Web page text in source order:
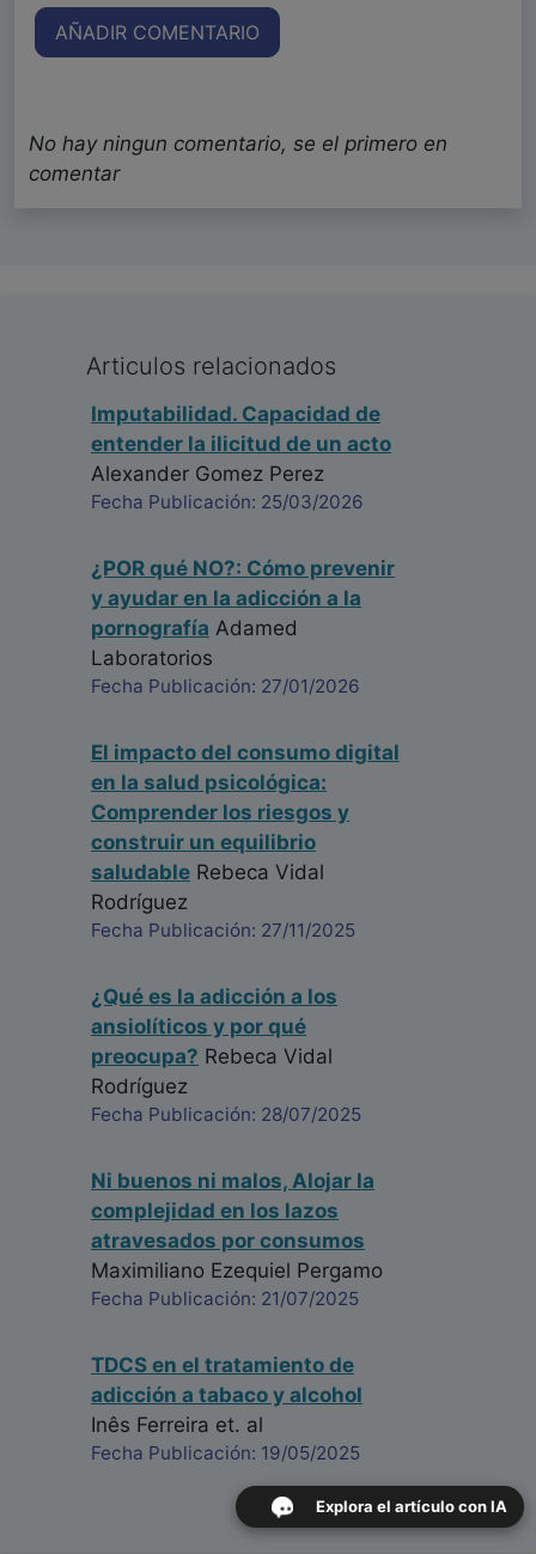
AÑADIR COMENTARIO
No hay ningun comentario, se el primero en
comentar
Articulos relacionados
Imputabilidad. Capacidad de
entender la ilicitud de un acto
Alexander Gomez Perez
Fecha Publicación: 25/03/2026
¿POR qué NO?: Cómo prevenir
y ayudar en la adicción a la
pornografía Adamed
Laboratorios
Fecha Publicación: 27/01/2026
El impacto del consumo digital
en la salud psicológica:
Comprender los riesgos y
construir un equilibrio
saludable Rebeca Vidal
Rodríguez
Fecha Publicación: 27/11/2025
¿Qué es la adicción a los
ansiolíticos y por qué
preocupa? Rebeca Vidal
Rodríguez
Fecha Publicación: 28/07/2025
Ni buenos ni malos, Alojar la
complejidad en los lazos
atravesados por consumos
Maximiliano Ezequiel Pergamo
Fecha Publicación: 21/07/2025
TDCS en el tratamiento de
adicción a tabaco y alcohol
Inês Ferreira et. al
Fecha Publicación: 19/05/2025
Explora el artículo con IA